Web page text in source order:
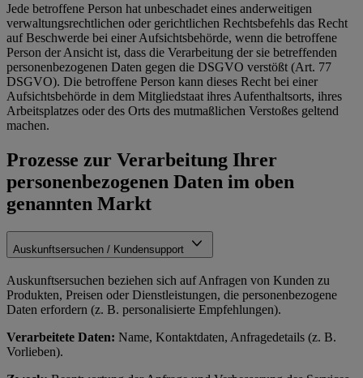
Jede betroffene Person hat unbeschadet eines anderweitigen
verwaltungsrechtlichen oder gerichtlichen Rechtsbefehls das Recht
auf Beschwerde bei einer Aufsichtsbehörde, wenn die betroffene
Person der Ansicht ist, dass die Verarbeitung der sie betreffenden
personenbezogenen Daten gegen die DSGVO verstößt (Art. 77
DSGVO). Die betroffene Person kann dieses Recht bei einer
Aufsichtsbehörde in dem Mitgliedstaat ihres Aufenthaltsorts, ihres
Arbeitsplatzes oder des Orts des mutmaßlichen Verstoßes geltend
machen.
Prozesse zur Verarbeitung Ihrer
personenbezogenen Daten im oben
genannten Markt
Auskunftsersuchen / Kundensupport
Auskunftsersuchen beziehen sich auf Anfragen von Kunden zu
Produkten, Preisen oder Dienstleistungen, die personenbezogene
Daten erfordern (z. B. personalisierte Empfehlungen).
Verarbeitete Daten: Name, Kontaktdaten, Anfragedetails (z. B.
Vorlieben).